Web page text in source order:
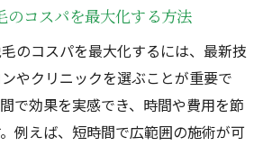
果を両立する静岡市のおすすめ脱
ンズ脱毛の口コミで見る痛みの傾
を手に入れる静岡市メンズ脱毛ガ
のコスパを最大化する方法
のコスパを最大化するには、最新技
やクリニックを選ぶことが重要で
で効果を実感でき、時間や費用を節
例えば、短時間で広範囲の施術が可